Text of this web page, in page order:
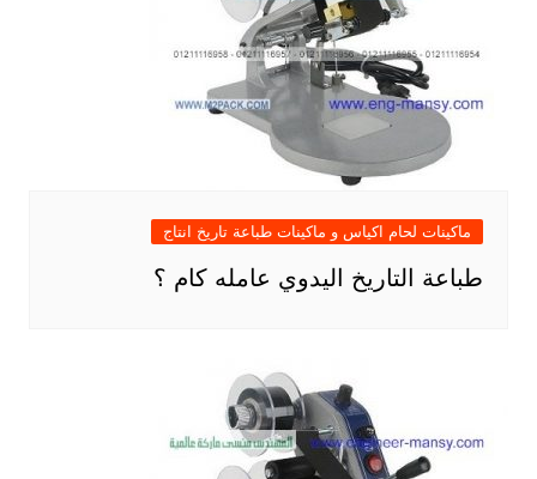
ماكينات لحام اكياس و ماكينات طباعة تاريخ انتاج
طباعة التاريخ اليدوي عامله كام ؟